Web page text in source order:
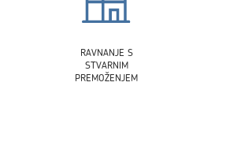
RAVNANJE S
STVARNIM
PREMOŽENJEM